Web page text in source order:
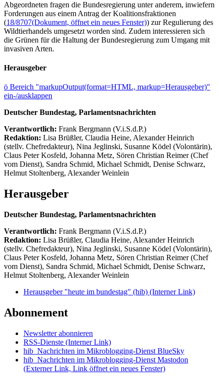
Abgeordneten fragen die Bundesregierung unter anderem, inwiefern
Forderungen aus einem Antrag der Koalitionsfraktionen
(18/8707(Dokument, öffnet ein neues Fenster)) zur Regulierung des
Wildtierhandels umgesetzt worden sind. Zudem interessieren sich
die Grünen für die Haltung der Bundesregierung zum Umgang mit
invasiven Arten.
Herausgeber
ö Bereich "markupOutput(format=HTML, markup=Herausgeber)"
ein-/ausklappen
Deutscher Bundestag, Parlamentsnachrichten
Verantwortlich: Frank Bergmann (V.i.S.d.P.)
Redaktion: Lisa Brüßler, Claudia Heine, Alexander Heinrich
(stellv. Chefredakteur), Nina Jeglinski, Susanne Ködel (Volontärin),
Claus Peter Kosfeld, Johanna Metz, Sören Christian Reimer (Chef
vom Dienst), Sandra Schmid, Michael Schmidt, Denise Schwarz,
Helmut Stoltenberg, Alexander Weinlein
Herausgeber
Deutscher Bundestag, Parlamentsnachrichten
Verantwortlich: Frank Bergmann (V.i.S.d.P.)
Redaktion: Lisa Brüßler, Claudia Heine, Alexander Heinrich
(stellv. Chefredakteur), Nina Jeglinski, Susanne Ködel (Volontärin),
Claus Peter Kosfeld, Johanna Metz, Sören Christian Reimer (Chef
vom Dienst), Sandra Schmid, Michael Schmidt, Denise Schwarz,
Helmut Stoltenberg, Alexander Weinlein
Herausgeber "heute im bundestag" (hib) (Interner Link)
Abonnement
Newsletter abonnieren
RSS-Dienste (Interner Link)
hib_Nachrichten im Mikroblogging-Dienst BlueSky
hib_Nachrichten im Mikroblogging-Dienst Mastodon
(Externer Link, Link öffnet ein neues Fenster)